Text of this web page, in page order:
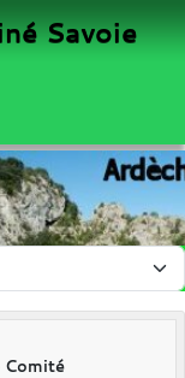
Savoie
Comité